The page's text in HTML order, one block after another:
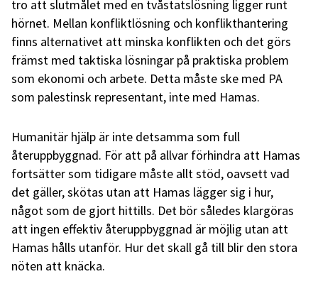
tro att slutmålet med en tvåstatslösning ligger runt
hörnet. Mellan konfliktlösning och konflikthantering
finns alternativet att minska konflikten och det görs
främst med taktiska lösningar på praktiska problem
som ekonomi och arbete. Detta måste ske med PA
som palestinsk representant, inte med Hamas.
Humanitär hjälp är inte detsamma som full
återuppbyggnad. För att på allvar förhindra att Hamas
fortsätter som tidigare måste allt stöd, oavsett vad
det gäller, skötas utan att Hamas lägger sig i hur,
något som de gjort hittills. Det bör således klargöras
att ingen effektiv återuppbyggnad är möjlig utan att
Hamas hålls utanför. Hur det skall gå till blir den stora
nöten att knäcka.